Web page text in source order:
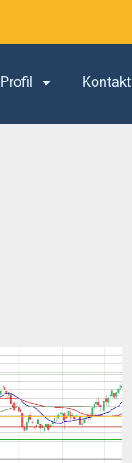
Profil Kontakt